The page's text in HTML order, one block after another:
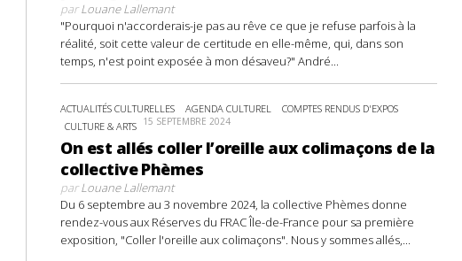
parLouane Lallemant
"Pourquoi n'accorderais-je pas au rêve ce que je refuse parfois à la
réalité, soit cette valeur de certitude en elle-même, qui, dans son
temps, n'est point exposée à mon désaveu?" André...
ACTUALITÉS CULTURELLES AGENDA CULTUREL
COMPTES RENDUS D'EXPOS
CULTURE & ARTS 15 SEPTEMBRE 2024
On est allés coller l’oreille aux colimaçons de la
collective Phèmes
parLouane Lallemant
Du 6 septembre au 3 novembre 2024, la collective Phèmes donne
rendez-vous aux Réserves du FRAC Île-de-France pour sa première
exposition, "Coller l'oreille aux colimaçons". Nous y sommes allés,...